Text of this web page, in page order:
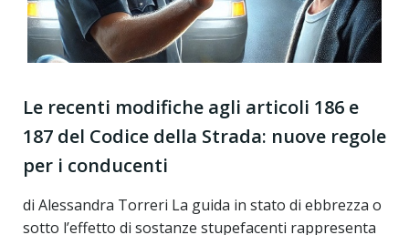
Le recenti modifiche agli articoli 186 e
187 del Codice della Strada: nuove regole
per i conducenti
di Alessandra Torreri La guida in stato di ebbrezza o
sotto l’effetto di sostanze stupefacenti rappresenta